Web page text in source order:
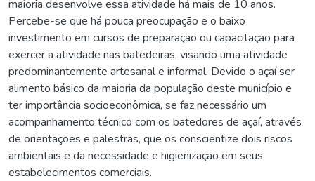
maioria desenvolve essa atividade há mais de 10 anos.
Percebe-se que há pouca preocupação e o baixo
investimento em cursos de preparação ou capacitação para
exercer a atividade nas batedeiras, visando uma atividade
predominantemente artesanal e informal. Devido o açaí ser
alimento básico da maioria da população deste município e
ter importância socioeconômica, se faz necessário um
acompanhamento técnico com os batedores de açaí, através
de orientações e palestras, que os conscientize dois riscos
ambientais e da necessidade e higienização em seus
estabelecimentos comerciais.